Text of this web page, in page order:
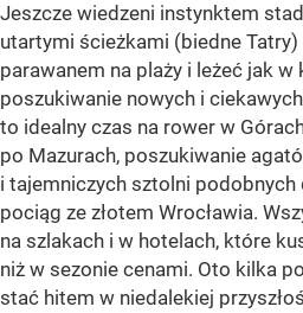
Jeszcze wiedzeni instynktem
utartymi ścieżkami (biedne
parawanem na plaży i leżeć jak w
poszukiwanie nowych i
to idealny czas na rower w
po Mazurach, poszukiwanie
i tajemniczych sztolni
pociąg ze złotem Wrocławia.
na szlakach i w hotelach, które
niż w sezonie cenami. Oto kilka
stać hitem w niedalekiej